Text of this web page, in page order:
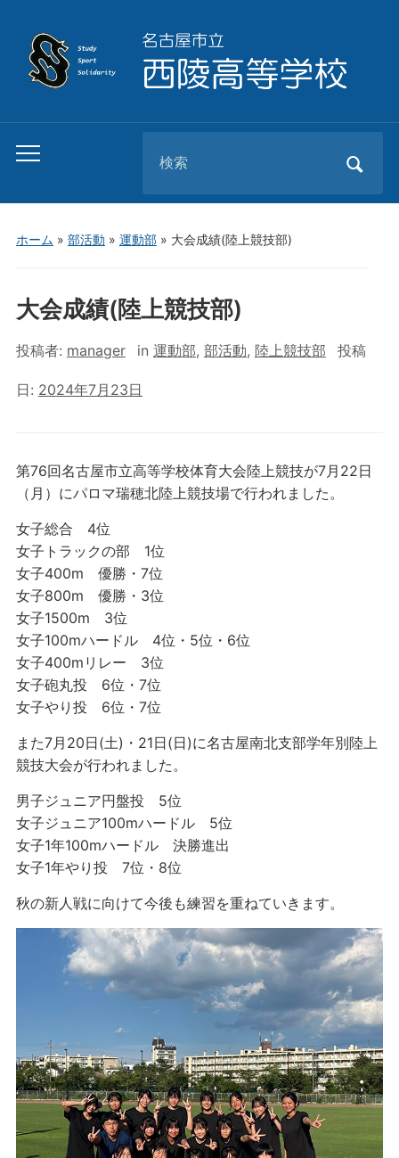
Toggle
menu
for:
ホーム » 部活動 » 運動部» 大会成績(陸上競技部)
大会成績(陸上競技部)
投稿者: manager in 運動部, 部活動, 陸上競技部 投稿
日: 2024年7月23日
第76回名古屋市立高等学校体育大会陸上競技が7月22日
（月）にパロマ瑞穂北陸上競技場で行われました。
女子総合 4位
女子トラックの部 1位
女子400m 優勝・7位
女子800m 優勝・3位
女子1500m 3位
女子100mハードル 4位・5位・6位
女子400mリレー 3位
女子砲丸投 6位・7位
女子やり投 6位・7位
また7月20日(土)・21日(日)に名古屋南北支部学年別陸上
競技大会が行われました。
男子ジュニア円盤投 5位
女子ジュニア100mハードル 5位
女子1年100mハードル 決勝進出
女子1年やり投 7位・8位
秋の新人戦に向けて今後も練習を重ねていきます。